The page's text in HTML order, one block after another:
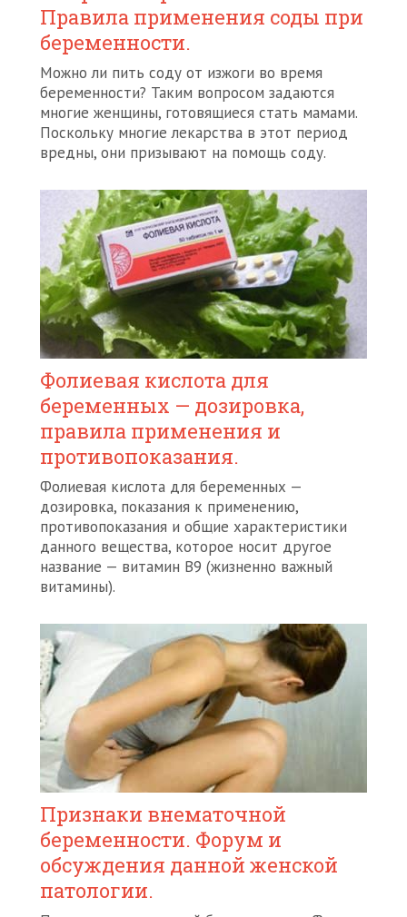
Правила применения соды при
беременности.
Можно ли пить соду от изжоги во время
беременности? Таким вопросом задаются
многие женщины, готовящиеся стать мамами.
Поскольку многие лекарства в этот период
вредны, они призывают на помощь соду.
Фолиевая кислота для
беременных — дозировка,
правила применения и
противопоказания.
Фолиевая кислота для беременных —
дозировка, показания к применению,
противопоказания и общие характеристики
данного вещества, которое носит другое
название — витамин В9 (жизненно важный
витамины).
Признаки внематочной
беременности. Форум и
обсуждения данной женской
патологии.